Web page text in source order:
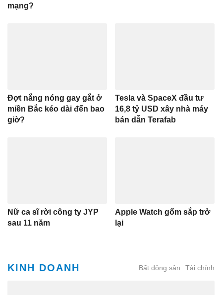
mạng?
Đợt nắng nóng gay gắt ở
miền Bắc kéo dài đến bao
giờ?
Tesla và SpaceX đầu tư
16,8 tỷ USD xây nhà máy
bán dẫn Terafab
Nữ ca sĩ rời công ty JYP
sau 11 năm
Apple Watch gốm sắp trở
lại
KINH DOANH Bất động sản Tài chính